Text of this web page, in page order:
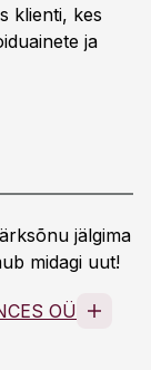
klienti, kes
ja
jälgima
midagi uut!
OÜ